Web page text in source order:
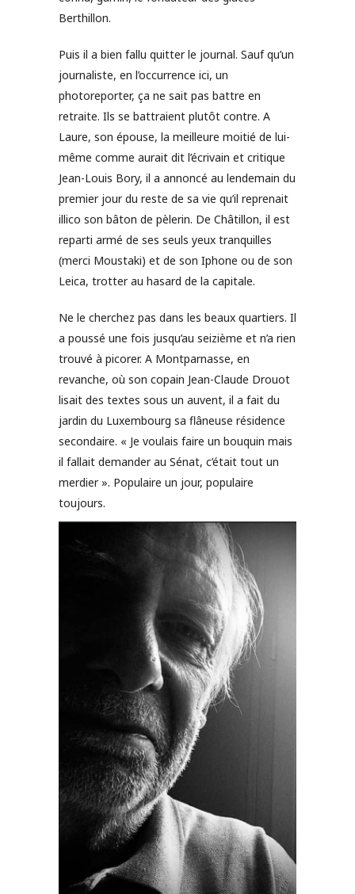
Berthillon.
Puis il a bien fallu quitter le journal. Sauf qu’un
journaliste, en l’occurrence ici, un
photoreporter, ça ne sait pas battre en
retraite. Ils se battraient plutôt contre. A
Laure, son épouse, la meilleure moitié de lui-
même comme aurait dit l’écrivain et critique
Jean-Louis Bory, il a annoncé au lendemain du
premier jour du reste de sa vie qu’il reprenait
illico son bâton de pèlerin. De Châtillon, il est
reparti armé de ses seuls yeux tranquilles
(merci Moustaki) et de son Iphone ou de son
Leica, trotter au hasard de la capitale.
Ne le cherchez pas dans les beaux quartiers. Il
a poussé une fois jusqu’au seizième et n’a rien
trouvé à picorer. A Montparnasse, en
revanche, où son copain Jean-Claude Drouot
lisait des textes sous un auvent, il a fait du
jardin du Luxembourg sa flâneuse résidence
secondaire. « Je voulais faire un bouquin mais
il fallait demander au Sénat, c’était tout un
merdier ». Populaire un jour, populaire
toujours.